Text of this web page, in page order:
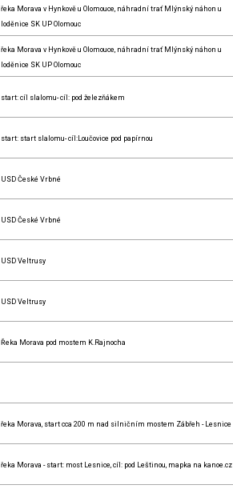
řeka Morava v Hynkově u Olomouce, náhradní trať Mlýnský náhon u
loděnice SK UP Olomouc
řeka Morava v Hynkově u Olomouce, náhradní trať Mlýnský náhon u
loděnice SK UP Olomouc
start: cíl slalomu- cíl: pod železňákem
start: start slalomu- cíl:Loučovice pod papírnou
USD České Vrbné
USD České Vrbné
USD Veltrusy
USD Veltrusy
Řeka Morava pod mostem K.Rajnocha
řeka Morava, start cca 200 m nad silničním mostem Zábřeh - Lesnice
řeka Morava - start: most Lesnice, cíl: pod Leštinou, mapka na kanoe.cz